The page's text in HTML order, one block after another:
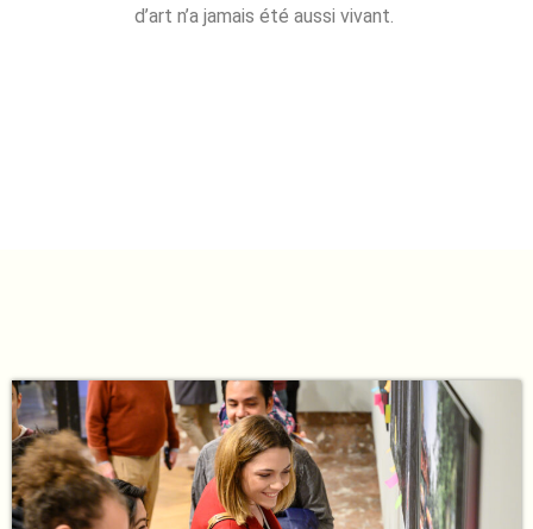
d’art n’a jamais été aussi vivant.